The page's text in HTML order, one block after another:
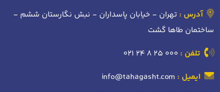
آدرس : تهران - خیابان پاسداران - نبش نگارستان ششم -
ساختمان طاها گشت
تلفن : 021 24 8 25 000
ایمیل : info@tahagasht.com